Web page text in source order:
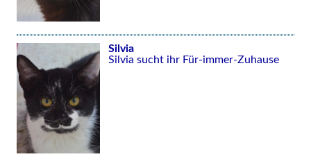
Silvia
Silvia sucht ihr Für-immer-Zuhause